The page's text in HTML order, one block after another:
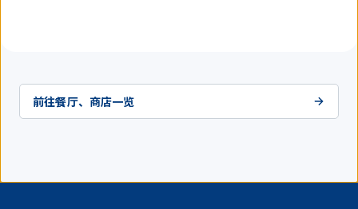
前往餐厅、商店一览